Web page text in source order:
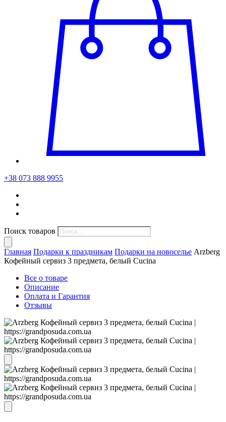
+38 073 888 9955
Поиск товаров
Главная Подарки к праздникам Подарки на новоселье Arzberg
Кофейный сервиз 3 предмета, белый Cucina
Все о товаре
Описание
Оплата и Гарантия
Отзывы